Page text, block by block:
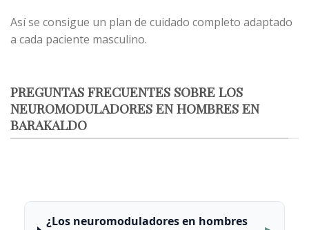
Así se consigue un plan de cuidado completo adaptado
a cada paciente masculino.
PREGUNTAS FRECUENTES SOBRE LOS
NEUROMODULADORES EN HOMBRES EN
BARAKALDO
¿Los neuromoduladores en hombres